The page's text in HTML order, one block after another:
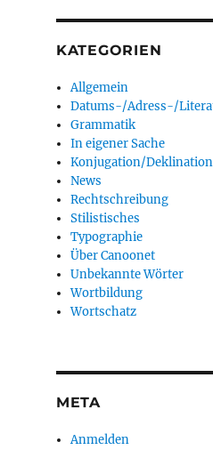
KATEGORIEN
Allgemein
Datums-/Adress-/
Grammatik
In eigener Sache
Konjugation/Deklination
News
Rechtschreibung
Stilistisches
Typographie
Über Canoonet
Unbekannte Wörter
Wortbildung
Wortschatz
META
Anmelden